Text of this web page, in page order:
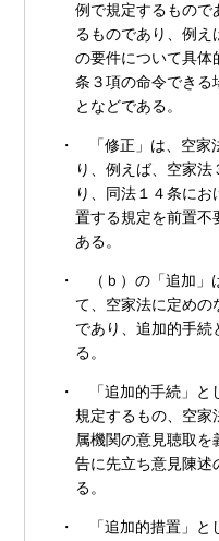
例で規定するもので
るものであり、例え
の要件について具体
条３項の命令できる
となどである。
・ 「修正」は、空家
り、例えば、空家
り、同法１４条に
置する規定を前置不
ある。
・ （ｂ）の「追加」
て、空家法に定めの
であり、追加的手続
る。
・ 「追加的手続」と
規定するもの、空家
属機関の意見聴取
告に先立ち意見陳述
る。
・ 「追加的措置」と